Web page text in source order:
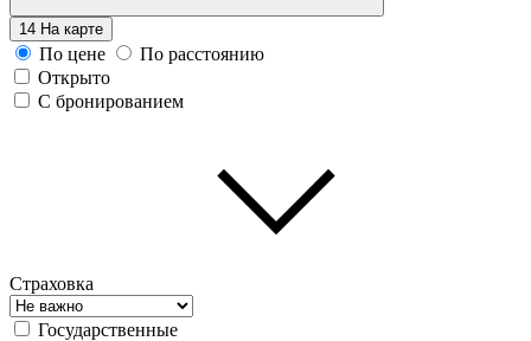
14 На карте
По цене
По расстоянию
Открыто
С бронированием
Страховка
Государственные